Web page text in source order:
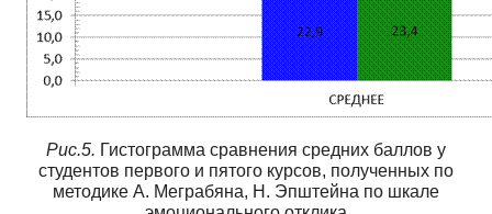
Рис.5. Гистограмма сравнения средних баллов у
студентов первого и пятого курсов, полученных по
методике А. Меграбяна, Н. Эпштейна по шкале